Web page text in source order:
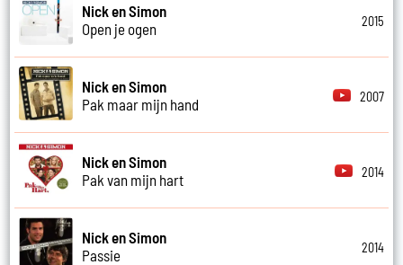
Nick en Simon
Open je ogen
2015
Nick en Simon
Pak maar mijn hand
2007
Nick en Simon
Pak van mijn hart
2014
Nick en Simon
Passie
2014